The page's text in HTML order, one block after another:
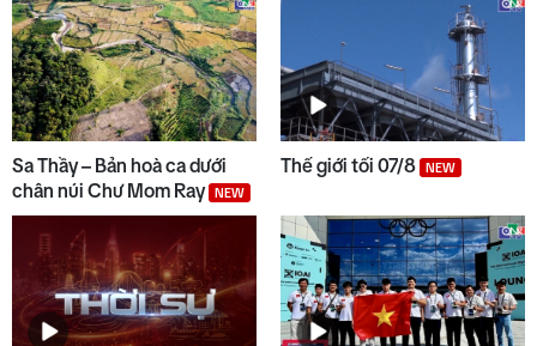
10
Thời sự chiều 07/8/2026
Sa Thầy – Bản hoà ca dưới
chân núi Chư Mom Ray NEW
Thế giới tối 07/8 NEW